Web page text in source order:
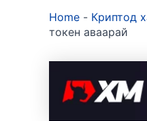
Home - Криптод
токен аваарай